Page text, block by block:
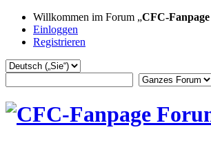
Willkommen im Forum „CFC-
Einloggen
Registrieren